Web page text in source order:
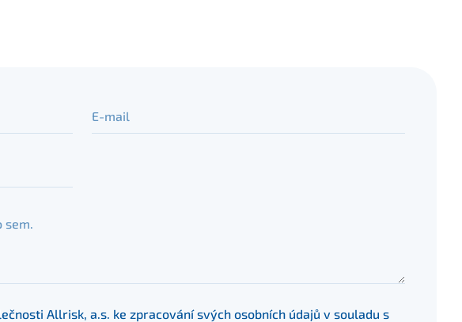
E-mail
Allrisk, a.s. ke zpracování svých osobních údajů v souladu s